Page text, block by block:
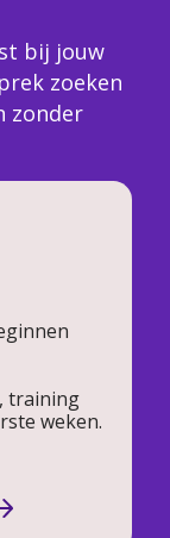
bij jouw
zoeken
zonder
training
weken.